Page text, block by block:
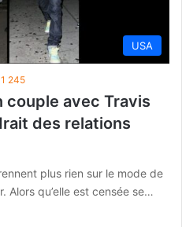
USA
1 245
couple avec Travis
des relations
plus rien sur le mode de
Alors qu’elle est censée se…